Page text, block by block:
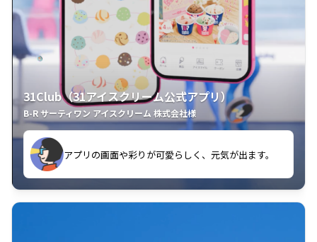
31Club（31アイスクリーム公式アプリ）
B-R サーティワン アイスクリーム 株式会社様
アプリの画面や彩りが可愛らしく、元気が出ます。
クラスごとに特典があるようなので使うのが楽しいで
す。